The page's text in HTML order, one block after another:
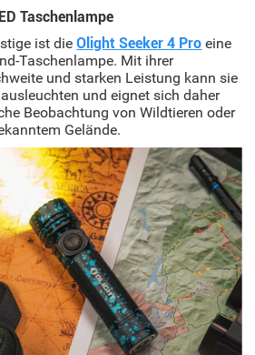
Taschenlampe
ist dieOlight Seeker 4 Pro eine
Taschenlampe. Mit ihrer
und starken Leistung kann sie
und eignet sich daher
Beobachtung von Wildtieren oder
Gelände.